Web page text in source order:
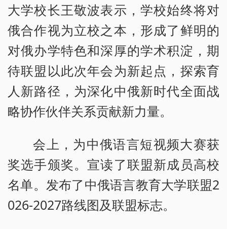
大学校长王敬波表示，学校始终将对
俄合作视为立校之本，形成了鲜明的
对俄办学特色和深厚的学术积淀，期
待联盟以此次年会为新起点，探索育
人新路径，为深化中俄新时代全面战
略协作伙伴关系贡献新力量。
会上，为中俄语言短视频大赛获
奖选手颁奖。宣读了联盟新成员高校
名单。发布了中俄语言教育大学联盟2
026-2027路线图及联盟标志。